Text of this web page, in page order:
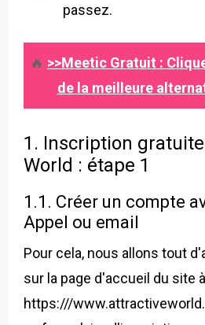
passez.
🔥 >>Meetic Gratuit :
de la meilleure
1. Inscription
World : étape 1
1.1. Créer un compte
Appel ou email
Pour cela, nous allons tout
sur la page d'accueil du site
https:///